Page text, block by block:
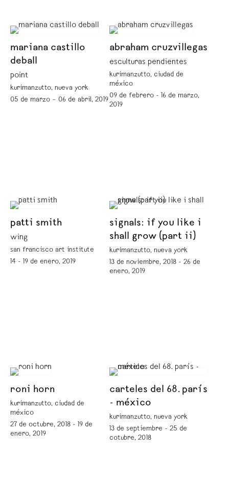
mariana castillo
deball
point
kurimanzutto, nueva york
05 de marzo – 06 de abril, 2019
abraham cruzvillegas
esculturas pendientes
kurimanzutto, ciudad de
méxico
09 de febrero - 16 de marzo,
2019
patti smith
wing
san francisco art institute
14 - 19 de enero, 2019
signals: if you like i
shall grow (part ii)
kurimanzutto, nueva york
13 de noviembre, 2018 - 26 de
enero, 2019
roni horn
kurimanzutto, ciudad de
méxico
27 de octubre, 2018 - 19 de
enero, 2019
carteles del 68. parís
- méxico
kurimanzutto, nueva york
13 de septiembre - 25 de
cotubre, 2018